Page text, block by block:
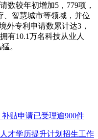
较年初增加5，779项，
、智慧城市等领域，并位
外专利申请数累计达3，
有10.1万名科技从业人
。
贴申请已受理逾900件
才学历提升计划招生工作